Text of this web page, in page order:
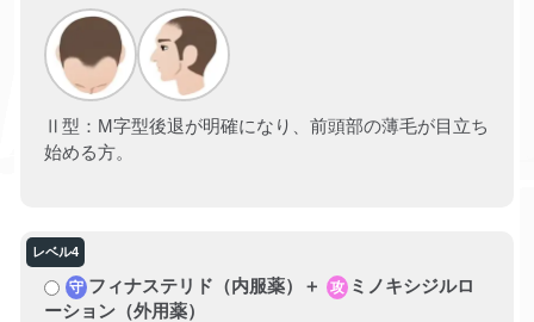
Ⅱ型：M字型後退が明確になり、前頭部の薄毛が目立ち
始める方。
守 フィナステリド（内服薬）＋ 攻 ミノキシジルロ
ーション（外用薬）